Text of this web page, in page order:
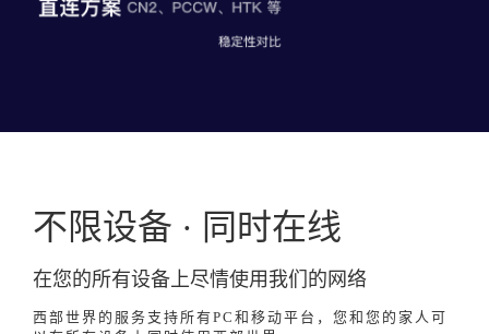
不限设备 · 同时在线
在您的所有设备上尽情使用我们的网络
西部世界的服务支持所有PC和移动平台，您和您的家人可